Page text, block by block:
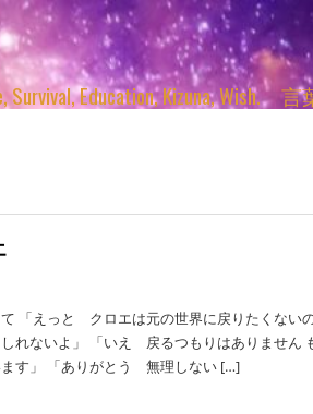
Survival, Education, Kizuna,
「えっと クロエは元の世界に戻りたくない
れないよ」 「いえ 戻るつもりはありません
す」 「ありがとう 無理しない […]